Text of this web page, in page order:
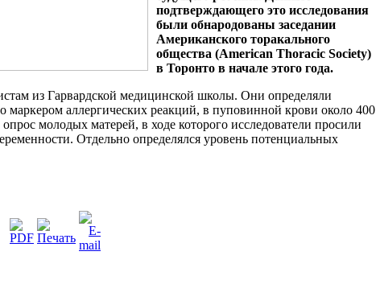
подтверждающего это исследования
были обнародованы заседании
Американского торакального
общества (American Thoracic Society)
в Торонто в начале этого года.
из Гарвардской медицинской школы. Они определяли
аллергических реакций, в пуповинной крови около 400
молодых матерей, в ходе которого исследователи просили
Отдельно определялся уровень потенциальных